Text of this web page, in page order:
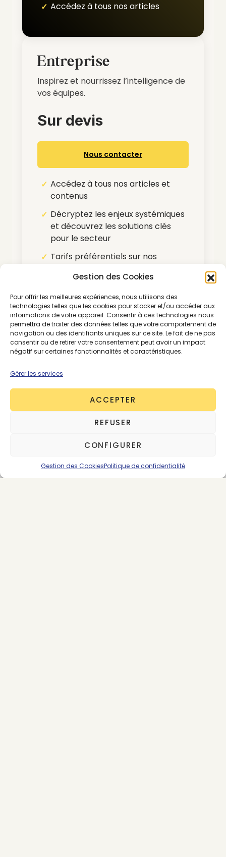
Gestion des Cookies
Pour offrir les meilleures expériences, nous utilisons des
technologies telles que les cookies pour stocker et/ou accéder aux
informations de votre appareil. Consentir à ces technologies nous
permettra de traiter des données telles que votre comportement de
navigation ou des identifiants uniques sur ce site. Le fait de ne pas
consentir ou de retirer votre consentement peut avoir un impact
négatif sur certaines fonctionnalités et caractéristiques.
Gérer les services
ACCEPTER
REFUSER
CONFIGURER
Gestion des CookiesPolitique de confidentialité
Accédez à tous nos articles
Entreprise
Inspirez et nourrissez l’intelligence de
vos équipes.
Sur devis
Nous contacter
Accédez à tous nos articles et
contenus
Décryptez les enjeux systémiques
et découvrez les solutions clés
pour le secteur
Tarifs préférentiels sur nos
morning@thegoodgoods.fr
*Abonnement renouvelable par tacite
reconduction
ÉCONOMIE CIRCULAIRE INTERNATIONAL LOI
PLASTIC FREE